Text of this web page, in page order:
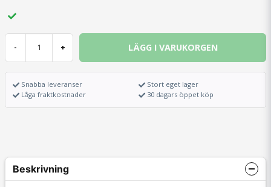
- + LÄGG I VARUKORGEN
Snabba leveranser
Låga fraktkostnader
Stort eget lager
30 dagars öppet köp
Beskrivning